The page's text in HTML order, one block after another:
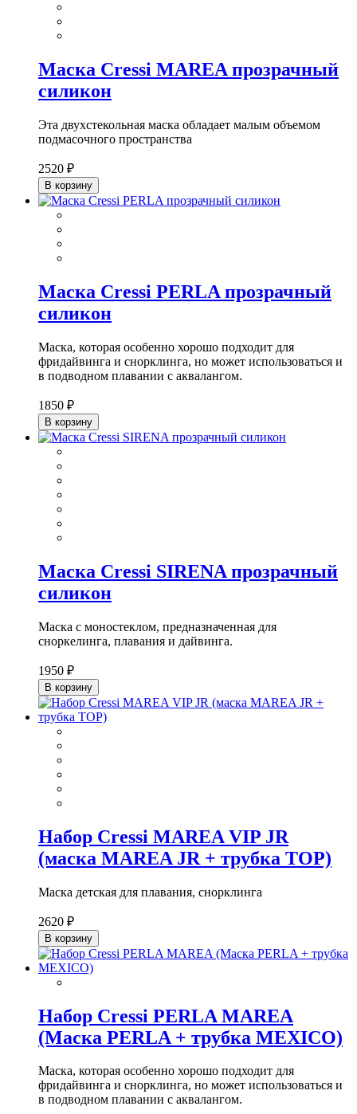
Маска Cressi MAREA прозрачный
силикон
Эта двухстекольная маска обладает малым объемом
подмасочного пространства
2520 ₽
В корзину
Маска Cressi PERLA прозрачный
силикон
Маска, которая особенно хорошо подходит для
фридайвинга и снорклинга, но может использоваться и
в подводном плавании с аквалангом.
1850 ₽
В корзину
Маска Cressi SIRENA прозрачный
силикон
Маска с моностеклом, предназначенная для
сноркелинга, плавания и дайвинга.
1950 ₽
В корзину
Набор Cressi MAREA VIP JR
(маска MAREA JR + трубка TOP)
Маска детская для плавания, снорклинга
2620 ₽
В корзину
Набор Cressi PERLA MAREA
(Маска PERLA + трубка MEXICO)
Маска, которая особенно хорошо подходит для
фридайвинга и снорклинга, но может использоваться и
в подводном плавании с аквалангом.